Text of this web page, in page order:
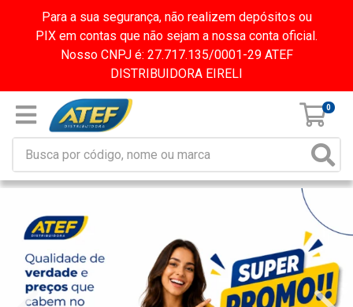
Para a sua segurança, não realizem depósitos ou
PIX em contas que não sejam a nossa conta oficial.
Nosso CNPJ é: 27.717.135/0001-29 ATEF
DISTRIBUIDORA EIRELI
0